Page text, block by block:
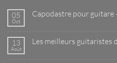
05
Oct
Capodastre pour guitare
Capodastre
13
Août
Les meilleurs guitaristes